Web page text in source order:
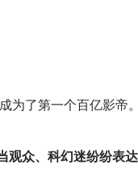
为了第一个百亿影帝。
众、科幻迷纷纷表